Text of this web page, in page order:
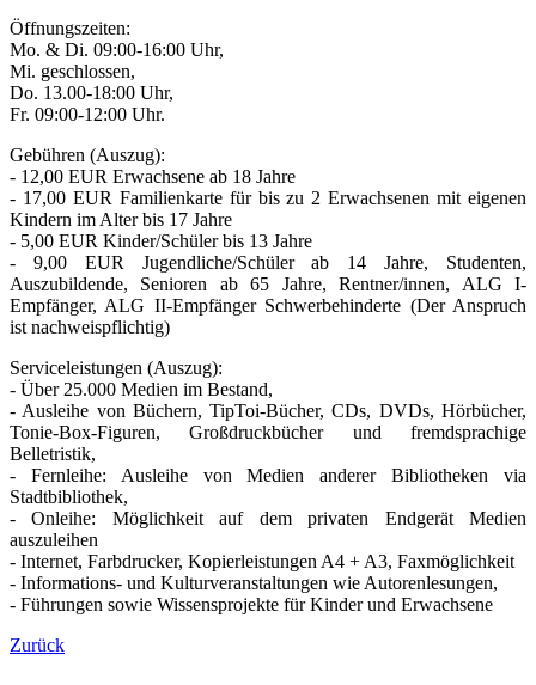
Öffnungszeiten:
Mo. & Di. 09:00-16:00 Uhr,
Mi. geschlossen,
Do. 13.00-18:00 Uhr,
Fr. 09:00-12:00 Uhr.
Gebühren (Auszug):
- 12,00 EUR Erwachsene ab 18 Jahre
- 17,00 EUR Familienkarte für bis zu 2 Erwachsenen mit eigenen
Kindern im Alter bis 17 Jahre
- 5,00 EUR Kinder/Schüler bis 13 Jahre
- 9,00 EUR Jugendliche/Schüler ab 14 Jahre, Studenten,
Auszubildende, Senioren ab 65 Jahre, Rentner/innen, ALG I-
Empfänger, ALG II-Empfänger Schwerbehinderte (Der Anspruch
ist nachweispflichtig)
Serviceleistungen (Auszug):
- Über 25.000 Medien im Bestand,
- Ausleihe von Büchern, TipToi-Bücher, CDs, DVDs, Hörbücher,
Tonie-Box-Figuren, Großdruckbücher und fremdsprachige
Belletristik,
- Fernleihe: Ausleihe von Medien anderer Bibliotheken via
Stadtbibliothek,
- Onleihe: Möglichkeit auf dem privaten Endgerät Medien
auszuleihen
- Internet, Farbdrucker, Kopierleistungen A4 + A3, Faxmöglichkeit
- Informations- und Kulturveranstaltungen wie Autorenlesungen,
- Führungen sowie Wissensprojekte für Kinder und Erwachsene
Zurück